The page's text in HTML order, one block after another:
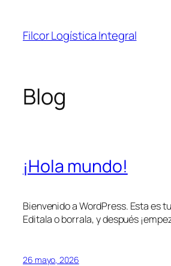
contenido
Filcor Logística Integral
Blog
¡Hola mundo!
Bienvenido a WordPress. Esta es
Editala o borrala, y después
26 mayo, 2026